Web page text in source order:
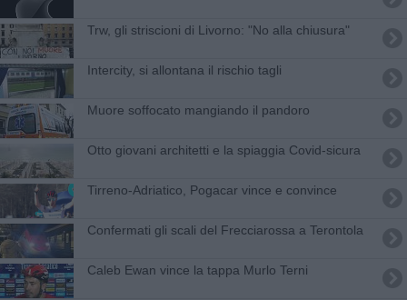
Trw, gli striscioni di Livorno: "No alla chiusura"
Intercity, si allontana il rischio tagli
Muore soffocato mangiando il pandoro
Otto giovani architetti e la spiaggia Covid-sicura
Tirreno-Adriatico, Pogacar vince e convince
Confermati gli scali del Frecciarossa a Terontola
Caleb Ewan vince la tappa Murlo Terni